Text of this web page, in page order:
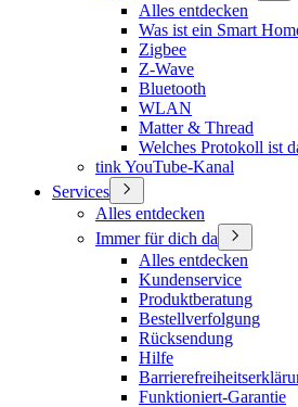
Alles entdecken
Was ist ein Smart
Zigbee
Z-Wave
Bluetooth
WLAN
Matter & Thread
Welches Protokoll ist
tink YouTube-Kanal
Services
Alles entdecken
Immer für dich da
Alles entdecken
Kundenservice
Produktberatung
Bestellverfolgung
Rücksendung
Hilfe
Funktioniert-Garantie